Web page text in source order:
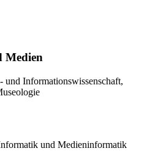
Medien
Informationswissenschaft,
und Medieninformatik